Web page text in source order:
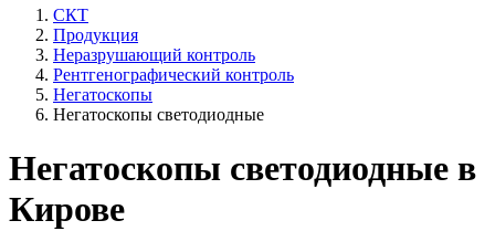
СКТ
Продукция
Неразрушающий контроль
Рентгенографический контроль
Негатоскопы
Негатоскопы светодиодные
Негатоскопы светодиодные в
Кирове